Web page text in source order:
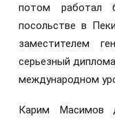
потом работал
посольстве в
заместителем
серьезный
международном
Карим Масимов